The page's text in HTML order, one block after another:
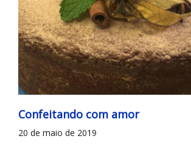
Confeitando com amor
20 de maio de 2019